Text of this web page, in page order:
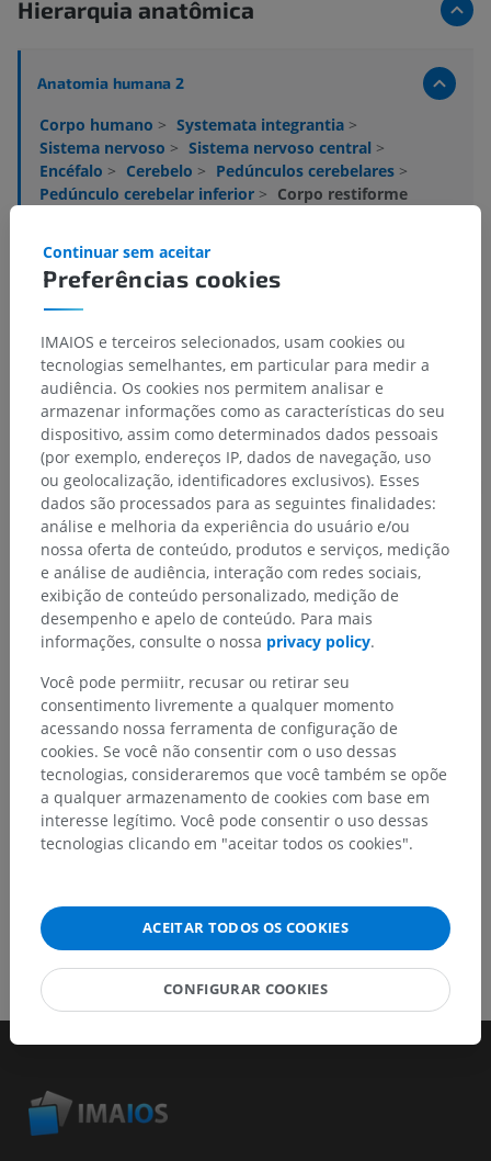
Hierarquia anatômica
Anatomia humana 2
Corpo humano > Systemata integrantia >
Sistema nervoso > Sistema nervoso central >
Encéfalo > Cerebelo > Pedúnculos cerebelares >
Pedúnculo cerebelar inferior > Corpo restiforme
Estruturas subjacentes:
Fibras cuneocerebelares
Trato olivocerebelar
Anatomia humana 1
Traduções
Encontrou um erro?
Não hesite em nos sugerir uma correção, tradução ou
melhora de conteúdo.
Relatar um problema
BAIXE O APLICATIVO
Preferências cookies
Continuar sem aceitar
IMAIOS e terceiros selecionados, usam cookies ou
tecnologias semelhantes, em particular para medir a
audiência. Os cookies nos permitem analisar e
armazenar informações como as características do seu
dispositivo, assim como determinados dados pessoais
(por exemplo, endereços IP, dados de navegação, uso
ou geolocalização, identificadores exclusivos). Esses
dados são processados para as seguintes finalidades:
análise e melhoria da experiência do usuário e/ou
nossa oferta de conteúdo, produtos e serviços, medição
e análise de audiência, interação com redes sociais,
exibição de conteúdo personalizado, medição de
desempenho e apelo de conteúdo. Para mais
informações, consulte o nossa privacy policy.
Você pode permiitr, recusar ou retirar seu
consentimento livremente a qualquer momento
acessando nossa ferramenta de configuração de
cookies. Se você não consentir com o uso dessas
tecnologias, consideraremos que você também se opõe
a qualquer armazenamento de cookies com base em
interesse legítimo. Você pode consentir o uso dessas
tecnologias clicando em "aceitar todos os cookies".
ACEITAR TODOS OS COOKIES
CONFIGURAR COOKIES